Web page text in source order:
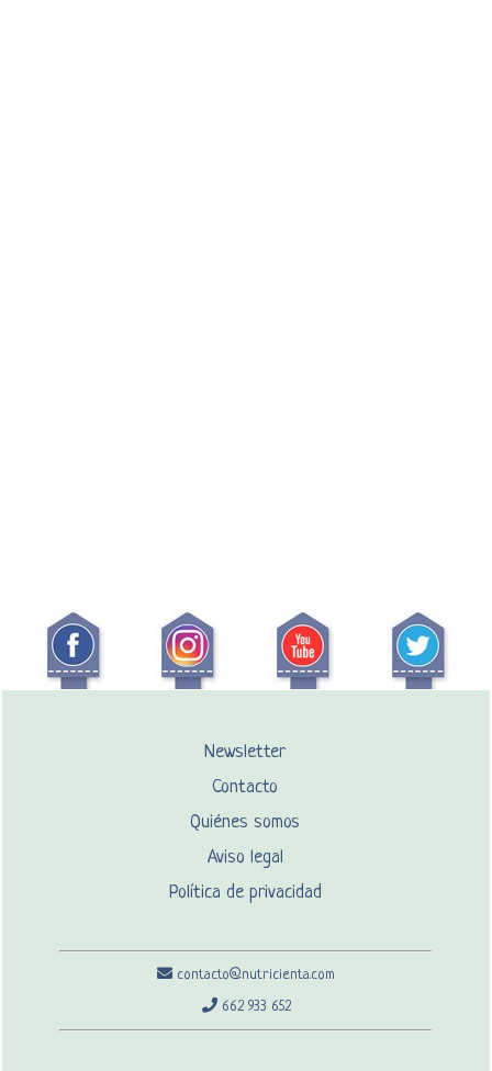
Newsletter
Contacto
Quiénes somos
Aviso legal
Política de privacidad
contacto@nutricienta.com
662 933 652